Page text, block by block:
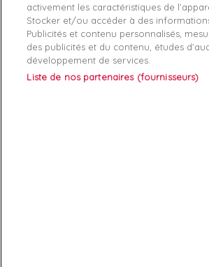
Description Détails du produit
Guess Clovis,Short homme
activement les caractéristiques de
Stocker et/ou accéder à des
Publicités et contenu personnalisés,
des publicités et du contenu, études
développement de services.
Liste de nos partenaires (fournisseurs)